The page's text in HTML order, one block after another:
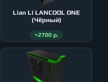
Lian Li LANCOOL ONE
(Чёрный)
+2700 р.